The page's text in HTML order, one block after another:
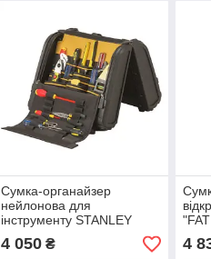
Сумка-органайзер
нейлонова для
інструменту STANLEY
"FATMAX" 44х39х25 см
4 050₴ 4